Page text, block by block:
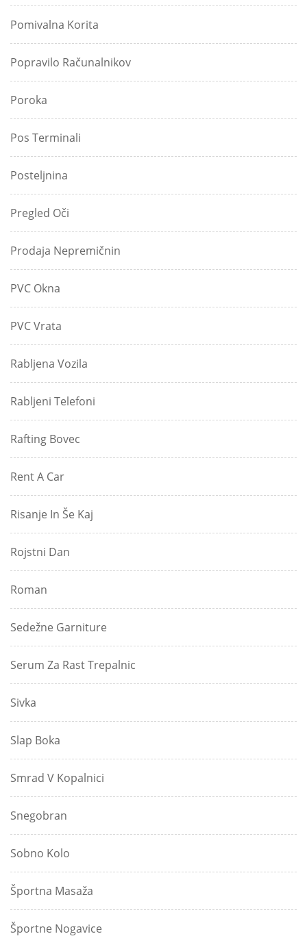
Pomivalna Korita
Popravilo Računalnikov
Poroka
Pos Terminali
Posteljnina
Pregled Oči
Prodaja Nepremičnin
PVC Okna
PVC Vrata
Rabljena Vozila
Rabljeni Telefoni
Rafting Bovec
Rent A Car
Risanje In Še Kaj
Rojstni Dan
Roman
Sedežne Garniture
Serum Za Rast Trepalnic
Sivka
Slap Boka
Smrad V Kopalnici
Snegobran
Sobno Kolo
Športna Masaža
Športne Nogavice